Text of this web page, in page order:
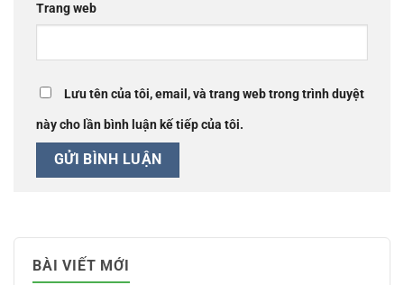
Trang web
Lưu tên của tôi, email, và trang web trong trình duyệt
này cho lần bình luận kế tiếp của tôi.
BÀI VIẾT MỚI